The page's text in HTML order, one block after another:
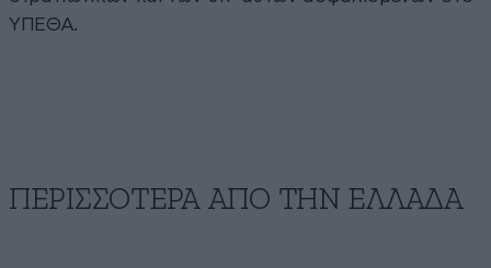
ΥΠΕΘΑ.
ΠΕΡΙΣΣΟΤΕΡΑ ΑΠΟ ΤΗΝ ΕΛΛΑΔΑ